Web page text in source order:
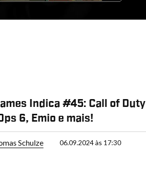
Indica #45: Call of Duty
6, Emio e mais!
Schulze 06.09.2024 às 17:30